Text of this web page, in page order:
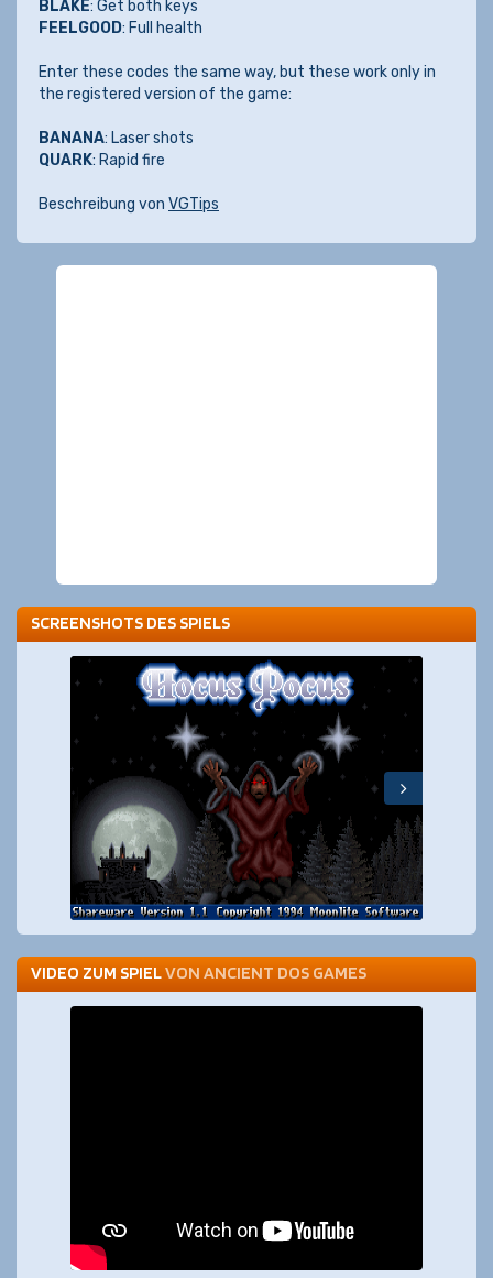
BLAKE: Get both keys
FEELGOOD: Full health
Enter these codes the same way, but these work only in
the registered version of the game:
BANANA: Laser shots
QUARK: Rapid fire
Beschreibung von VGTips
SCREENSHOTS DES SPIELS
VIDEO ZUM SPIELVON ANCIENT DOS GAMES